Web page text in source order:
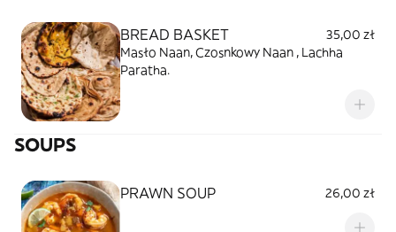
BREAD BASKET
35,00 zł
Masło Naan, Czosnkowy Naan , Lachha
Paratha.
SOUPS
PRAWN SOUP 26,00 zł